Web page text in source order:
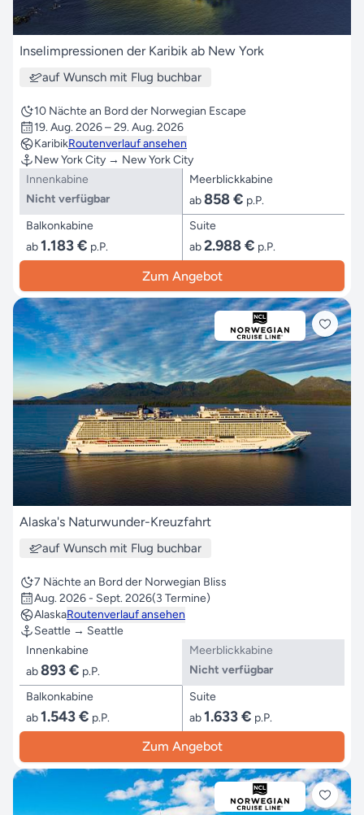
Inselimpressionen der Karibik ab New York
auf Wunsch mit Flug buchbar
10 Nächte an Bord der Norwegian Escape
19. Aug. 2026 – 29. Aug. 2026
KaribikRoutenverlauf ansehen
New York City → New York City
Innenkabine
Nicht verfügbar
Meerblickkabine
ab858 € p.P.
Balkonkabine
ab1.183 € p.P.
Suite
ab2.988 € p.P.
Zum Angebot
Alaska's Naturwunder-Kreuzfahrt
auf Wunsch mit Flug buchbar
7 Nächte an Bord der Norwegian Bliss
Aug. 2026 - Sept. 2026(3 Termine)
AlaskaRoutenverlauf ansehen
Seattle → Seattle
Innenkabine
ab893 € p.P.
Meerblickkabine
Nicht verfügbar
Balkonkabine
ab1.543 € p.P.
Suite
ab1.633 € p.P.
Zum Angebot